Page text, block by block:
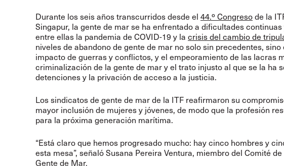
Durante los seis años transcurridos desde el 44.º Congresode la
Singapur, la gente de mar se ha enfrentado a dificultades continuas
entre ellas la pandemia de COVID-19 y la crisis del cambio de
niveles de abandono de gente de mar no solo sin precedentes, sino
impacto de guerras y conflictos, y el empeoramiento de las lacras
criminalización de la gente de mar y el trato injusto al que se la ha
detenciones y la privación de acceso a la justicia.
Los sindicatos de gente de mar de la ITF reafirmaron su
mayor inclusión de mujeres y jóvenes, de modo que la profesión
para la próxima generación marítima.
“Está claro que hemos progresado mucho: hay cinco hombres y
esta mesa”, señaló Susana Pereira Ventura, miembro del Comité
Gente de Mar.